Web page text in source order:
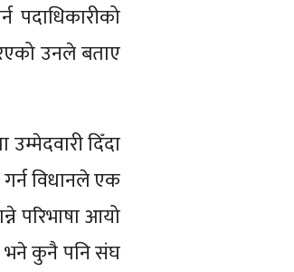
पदाधिकारीको
उनले बताए
दिँदा
विधानले एक
परिभाषा आयो
भने कुनै पनि संघ